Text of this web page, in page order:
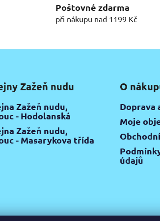
Poštovné zdarma
při nákupu nad 1199 Kč
Zažeň nudu
Zažeň nudu,
- Hodolanská
Zažeň nudu,
- Masarykova třída
O
Doprava
Moje
údajů